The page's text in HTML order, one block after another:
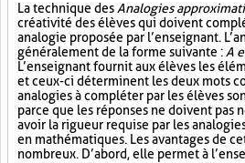
La technique des Analogies
créativité des élèves qui doivent
analogie proposée par l’enseignant.
généralement de la forme suivante : A
L’enseignant fournit aux élèves les
et ceux-ci déterminent les deux mots
analogies à compléter par les élèves
parce que les réponses ne doivent pas
avoir la rigueur requise par les
en mathématiques. Les avantages de
nombreux. D’abord, elle permet à